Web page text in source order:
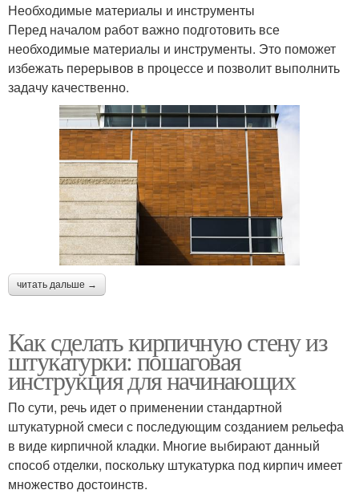
Необходимые материалы и инструменты
Перед началом работ важно подготовить все
необходимые материалы и инструменты. Это поможет
избежать перерывов в процессе и позволит выполнить
задачу качественно.
читать дальше →
Как сделать кирпичную стену из
штукатурки: пошаговая
инструкция для начинающих
По сути, речь идет о применении стандартной
штукатурной смеси с последующим созданием рельефа
в виде кирпичной кладки. Многие выбирают данный
способ отделки, поскольку штукатурка под кирпич имеет
множество достоинств.